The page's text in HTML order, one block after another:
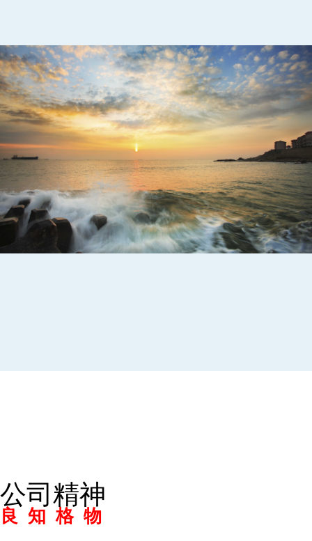
良 知 格 物
公司精神